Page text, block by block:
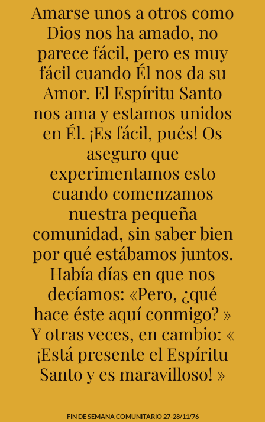
Amarse unos a otros como
Dios nos ha amado, no
parece fácil, pero es muy
fácil cuando Él nos da su
Amor. El Espíritu Santo
nos ama y estamos unidos
en Él. ¡Es fácil, pués! Os
aseguro que
experimentamos esto
cuando comenzamos
nuestra pequeña
comunidad, sin saber bien
por qué estábamos juntos.
Había días en que nos
decíamos: «Pero, ¿qué
hace éste aquí conmigo? »
Y otras veces, en cambio: «
¡Está presente el Espíritu
Santo y es maravilloso! »
FIN DE SEMANA COMUNITARIO 27-28/11/76